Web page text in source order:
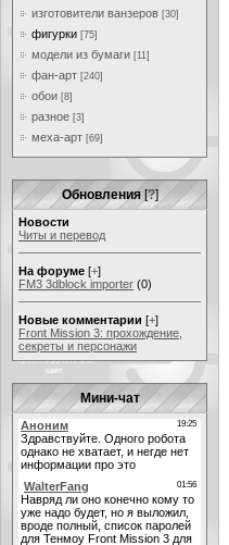
изготовители ванзеров [30]
фигурки [75]
модели из бумаги [11]
фан-арт [240]
обои [8]
разное [3]
меха-арт [69]
Обновления [?]
Новости
Читы и перевод
На форуме [+]
FM3 3dblock importer (0)
Новые комментарии [+]
Front Mission 3: прохождение,
секреты и персонажи
Мини-чат